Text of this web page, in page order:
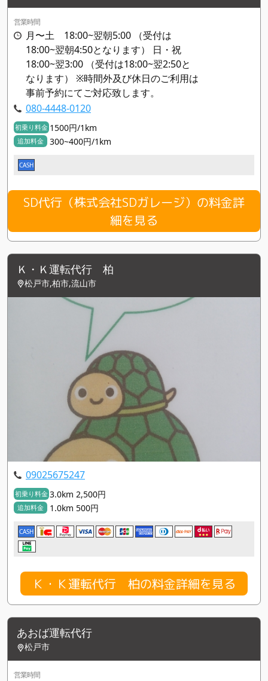
営業時間
月〜土 18:00~翌朝5:00 （受付は
18:00~翌朝4:50となります） 日・祝
18:00~翌3:00 （受付は18:00~翌2:50と
なります） ※時間外及び休日のご利用は
事前予約にてご対応致します。
080-4448-0120
初乗り料金 1500円/1km
追加料金 300~400円/1km
CASH
SD代行（株式会社SDガレージ）の料金詳
細を見る
Ｋ・Ｋ運転代行 柏
松戸市,柏市,流山市
09025675247
初乗り料金 3.0km 2,500円
追加料金 1.0km 500円
CASH
Ｋ・Ｋ運転代行 柏の料金詳細を見る
あおば運転代行
松戸市
営業時間